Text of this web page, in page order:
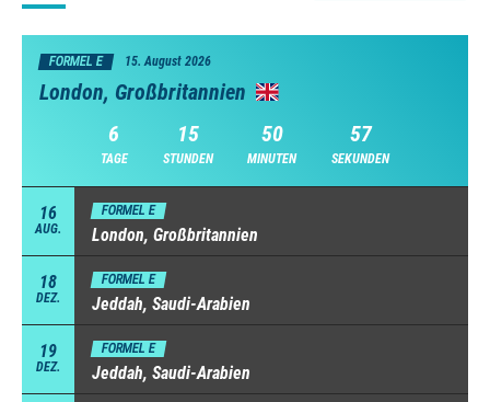
FORMEL E 15. August 2026
London, Großbritannien
6
TAGE
15
STUNDEN
50
MINUTEN
56
SEKUNDEN
16
AUG.
FORMEL E
London, Großbritannien
18
DEZ.
FORMEL E
Jeddah, Saudi-Arabien
19
DEZ.
FORMEL E
Jeddah, Saudi-Arabien